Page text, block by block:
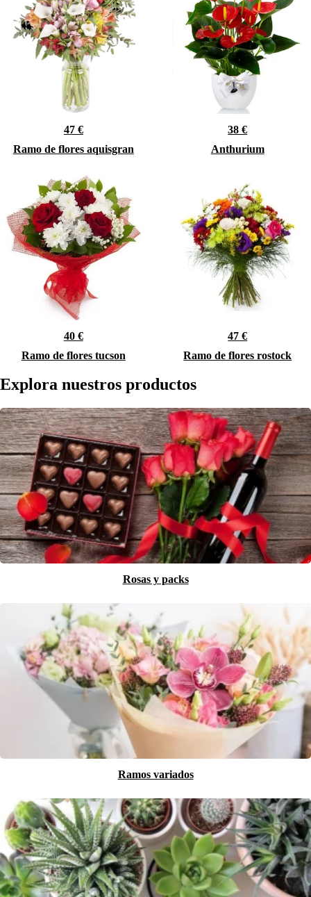
47 €
Ramo de flores aquisgran
38 €
Anthurium
40 €
Ramo de flores tucson
47 €
Ramo de flores rostock
Explora nuestros productos
Rosas y packs
Ramos variados